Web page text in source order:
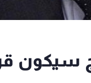
سيكون